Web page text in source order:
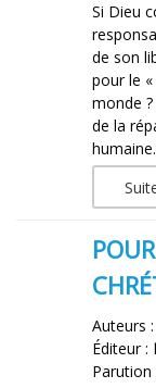
Si Dieu
de son
pour le
monde
de la
humaine.
Auteurs :
Éditeur :